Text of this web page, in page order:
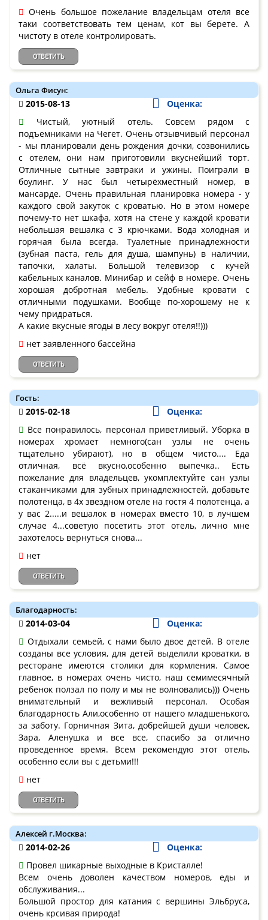
Очень большое пожелание владельцам отеля все
таки соответствовать тем ценам, кот вы берете. А
чистоту в отеле контролировать.
ОТВЕТИТЬ
Ольга Фисун:
2015-08-13
Оценка:
Чистый, уютный отель. Совсем рядом с
подъемниками на Чегет. Очень отзывчивый персонал
- мы планировали день рождения дочки, созвонились
с отелем, они нам приготовили вкуснейший торт.
Отличные сытные завтраки и ужины. Поиграли в
боулинг. У нас был четырёхместный номер, в
мансарде. Очень правильная планировка номера - у
каждого свой закуток с кроватью. Но в этом номере
почему-то нет шкафа, хотя на стене у каждой кровати
небольшая вешалка с 3 крючками. Вода холодная и
горячая была всегда. Туалетные принадлежности
(зубная паста, гель для душа, шампунь) в наличии,
тапочки, халаты. Большой телевизор с кучей
кабельных каналов. Минибар и сейф в номере. Очень
хорошая добротная мебель. Удобные кровати с
отличными подушками. Вообще по-хорошему не к
чему придраться.
А какие вкусные ягоды в лесу вокруг отеля!!)))
нет заявленного бассейна
ОТВЕТИТЬ
Гость:
2015-02-18
Оценка:
Все понравилось, персонал приветливый. Уборка в
номерах хромает немного(сан узлы не очень
тщательно убирают), но в общем чисто.... Еда
отличная, всё вкусно,особенно выпечка.. Есть
пожелание для владельцев, укомплектуйте сан узлы
стаканчиками для зубных принадлежностей, добавьте
полотенца, в 4х звездном отеле на гостя 4 полотенца, а
у вас 2.....и вешалок в номерах вместо 10, в лучшем
случае 4...советую посетить этот отель, лично мне
захотелось вернуться снова...
нет
ОТВЕТИТЬ
Благодарность:
2014-03-04
Оценка:
Отдыхали семьей, с нами было двое детей. В отеле
созданы все условия, для детей выделили кроватки, в
ресторане имеются столики для кормления. Самое
главное, в номерах очень чисто, наш семимесячный
ребенок ползал по полу и мы не волновались))) Очень
внимательный и вежливый персонал. Особая
благодарность Али,особенно от нашего младшенького,
за заботу. Горничная Зита, добрейшей души человек,
Зара, Аленушка и все все, спасибо за отлично
проведенное время. Всем рекомендую этот отель,
особенно если вы с детьми!!!
нет
ОТВЕТИТЬ
Алексей г.Москва:
2014-02-26
Оценка:
Провел шикарные выходные в Кристалле!
Всем очень доволен качеством номеров, еды и
обслуживания...
Большой простор для катания с вершины Эльбруса,
очень крсивая природа!